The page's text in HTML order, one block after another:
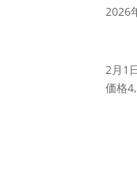
2026
2月1
価格